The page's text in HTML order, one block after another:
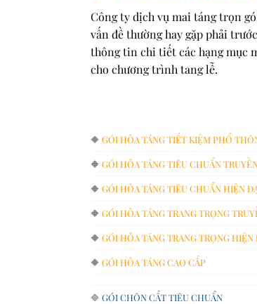
Công ty dịch vụ mai táng trọn
vấn đề thường hay gặp phải
thông tin chi tiết các hạng mục
cho chương trình tang lễ.
🔶 GÓI HỎA TÁNG TIẾT KIỆM PHỔ
🔶 GÓI HỎA TÁNG TIÊU CHUẨN
🔶 GÓI HỎA TÁNG TIÊU CHUẨN HIỆN
🔶 GÓI HỎA TÁNG TRANG TRỌNG
🔶 GÓI HỎA TÁNG TRANG TRỌNG HIỆN
🔶 GÓI HỎA TÁNG CAO CẤP
🔷 GÓI CHÔN CẤT TIÊU CHUẨN